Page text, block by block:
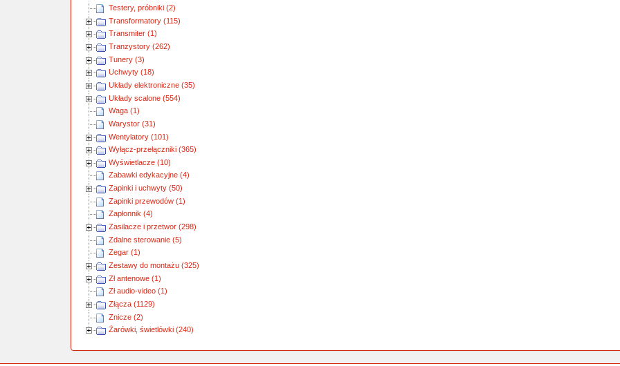
Testery, próbniki (2)
Transformatory (115)
Transmiter (1)
Tranzystory (262)
Tunery (3)
Uchwyty (18)
Układy elektroniczne (35)
Układy scalone (554)
Waga (1)
Warystor (31)
Wentylatory (101)
Wyłącz-przełączniki (365)
Wyświetlacze (10)
Zabawki edykacyjne (4)
Zapinki i uchwyty (50)
Zapinki przewodów (1)
Zapłonnik (4)
Zasilacze i przetwor (298)
Zdalne sterowanie (5)
Zegar (1)
Zestawy do montażu (325)
Zł antenowe (1)
Zł audio-video (1)
Złącza (1129)
Znicze (2)
Żarówki, świetlówki (240)